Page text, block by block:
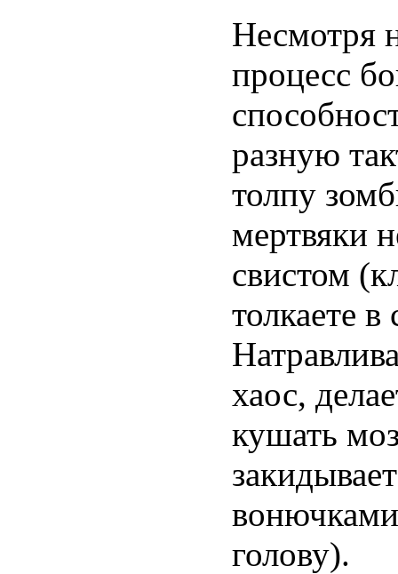
Несмотря
процесс
разную
толпу
мертвяки
свистом
толкаете
хаос,
кушать
вонючками
голову).